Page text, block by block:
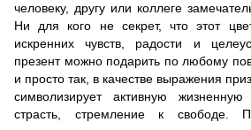
человеку, другу или коллеге
Ни для кого не секрет, что этот
искренних чувств, радости и
презент можно подарить по любому
и просто так, в качестве выражения
символизирует активную
страсть, стремление к свободе.